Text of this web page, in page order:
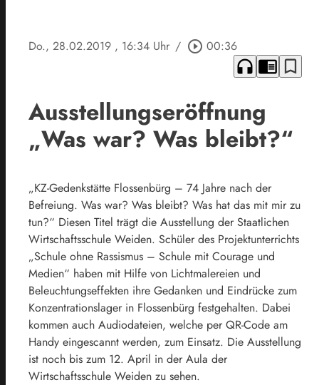
Do., 28.02.2019 , 16:34 Uhr / play_circle_outline 00:36
headphones chrome_reader_mode bookmark_border
Ausstellungseröffnung
„Was war? Was bleibt?“
„KZ-Gedenkstätte Flossenbürg – 74 Jahre nach der
Befreiung. Was war? Was bleibt? Was hat das mit mir zu
tun?“ Diesen Titel trägt die Ausstellung der Staatlichen
Wirtschaftsschule Weiden. Schüler des Projektunterrichts
„Schule ohne Rassismus – Schule mit Courage und
Medien“ haben mit Hilfe von Lichtmalereien und
Beleuchtungseffekten ihre Gedanken und Eindrücke zum
Konzentrationslager in Flossenbürg festgehalten. Dabei
kommen auch Audiodateien, welche per QR-Code am
Handy eingescannt werden, zum Einsatz. Die Ausstellung
ist noch bis zum 12. April in der Aula der
Wirtschaftsschule Weiden zu sehen.